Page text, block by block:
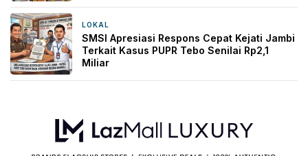
LOKAL
SMSI Apresiasi Respons Cepat Kejati Jambi
Terkait Kasus PUPR Tebo Senilai Rp2,1
Miliar